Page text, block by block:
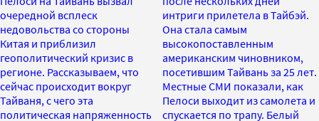
очередной всплеск
недовольства со стороны
Китая и приблизил
геополитический кризис в
регионе. Рассказываем, что
сейчас происходит вокруг
Тайваня, с чего эта
политическая напряженность
интриги прилетела в Тайбэй.
Она стала самым
высокопоставленным
американским чиновником,
посетившим Тайвань за 25 лет.
Местные СМИ показали, как
Пелоси выходит из самолета и
спускается по трапу. Белый